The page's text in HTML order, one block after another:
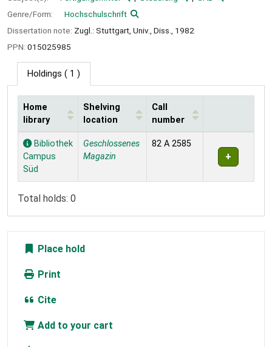
Genre/Form:
Hochschulschrift
Dissertation note: Zugl.: Stuttgart, Univ., Diss., 1982
PPN: 015025985
Holdings ( 1 )
Holdings
Home
library
Shelving
location
Call
number
Bibliothek
Campus
Süd
Geschlossenes
Magazin
82 A 2585
Total holds: 0
Place hold
Print
Cite
Add to your cart